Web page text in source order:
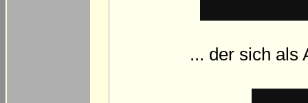
... der sich als